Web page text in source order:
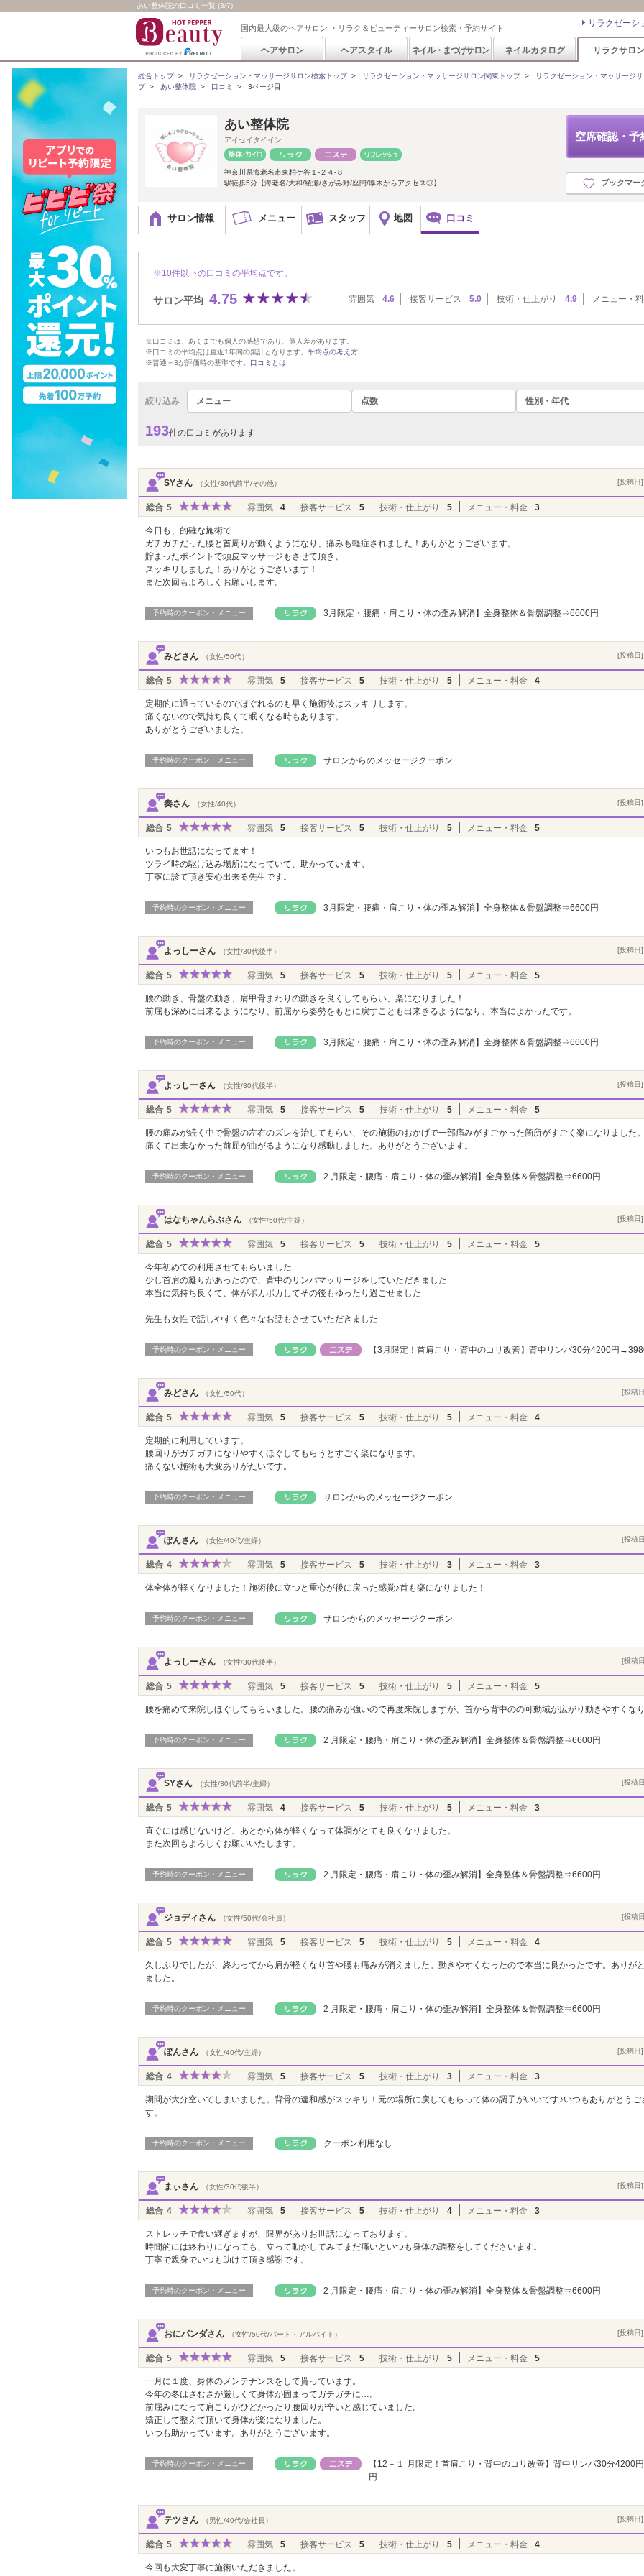
あい整体院の口コミ一覧 (3/7)
国内最大級のヘアサロン ・リラク＆ビューティーサロン検索・予約サイト リラクゼーシ
ヘアサロン ヘアスタイル ネイル・まつげサロン ネイルカタログ リラクサロン
総合トップ> リラクゼーション・マッサージサロン検索トップ> リラクゼーション・マッサージサロン関東トップ>
リラクゼーション・マッサージ
プ> あい整体院 > 口コミ > 3ページ目
空席確認・予
ブックマー
あい整体院
アイセイタイイン
神奈川県海老名市東柏ケ谷１-２４-８
駅徒歩5分【海老名/大和/綾瀬/さがみ野/座間/厚木からアクセス◎】
サロン情報 メニュー スタッフ 地図 口コミ
※10件以下の口コミの平均点です。
サロン平均 4.75 雰囲気 4.6 接客サービス 5.0 技術・仕上がり 4.9 メニュー・
※口コミは、あくまでも個人の感想であり、個人差があります。
※口コミの平均点は直近1年間の集計となります。 平均点の考え方
※普通＝3が評価時の基準です。 口コミとは
絞り込み メニュー 点数 性別・年代
193件の口コミがあります
SYさん （女性/30代前半/その他） [投稿日
総合 5 雰囲気 4 接客サービス 5 技術・仕上がり 5 メニュー・料金 3
今日も、的確な施術で
ガチガチだった腰と首周りが動くようになり、痛みも軽症されました！ありがとうございます。
貯まったポイントで頭皮マッサージもさせて頂き、
スッキリしました！ありがとうございます！
また次回もよろしくお願いします。
予約時のクーポン・メニュー 3月限定・腰痛・肩こり・体の歪み解消】全身整体＆骨盤調整⇒6600円
みどさん （女性/50代） [投稿日
総合 5 雰囲気 5 接客サービス 5 技術・仕上がり 5 メニュー・料金 4
定期的に通っているのでほぐれるのも早く施術後はスッキリします。
痛くないので気持ち良くて眠くなる時もあります。
ありがとうございました。
予約時のクーポン・メニュー サロンからのメッセージクーポン
奏さん （女性/40代） [投稿日
総合 5 雰囲気 5 接客サービス 5 技術・仕上がり 5 メニュー・料金 5
いつもお世話になってます！
ツライ時の駆け込み場所になっていて、助かっています。
丁寧に診て頂き安心出来る先生です。
予約時のクーポン・メニュー 3月限定・腰痛・肩こり・体の歪み解消】全身整体＆骨盤調整⇒6600円
よっしーさん （女性/30代後半） [投稿日
総合 5 雰囲気 5 接客サービス 5 技術・仕上がり 5 メニュー・料金 5
腰の動き、骨盤の動き、肩甲骨まわりの動きを良くしてもらい、楽になりました！
前屈も深めに出来るようになり、前屈から姿勢をもとに戻すことも出来きるようになり、本当によかったです。
予約時のクーポン・メニュー 3月限定・腰痛・肩こり・体の歪み解消】全身整体＆骨盤調整⇒6600円
よっしーさん （女性/30代後半） [投稿日
総合 5 雰囲気 5 接客サービス 5 技術・仕上がり 5 メニュー・料金 5
腰の痛みが続く中で骨盤の左右のズレを治してもらい、その施術のおかげで一部痛みがすごかった箇所がすごく楽になりました。
痛くて出来なかった前屈が曲がるようになり感動しました。ありがとうございます。
予約時のクーポン・メニュー 2 月限定・腰痛・肩こり・体の歪み解消】全身整体＆骨盤調整⇒6600円
はなちゃんらぶさん （女性/50代/主婦） [投稿日
総合 5 雰囲気 5 接客サービス 5 技術・仕上がり 5 メニュー・料金 5
今年初めての利用させてもらいました
少し首肩の凝りがあったので、背中のリンパマッサージをしていただきました
本当に気持ち良くて、体がポカポカしてその後もゆったり過ごせました
先生も女性で話しやすく色々なお話もさせていただきました
予約時のクーポン・メニュー 【3月限定！首肩こり・背中のコリ改善】背中リンパ30分4200円
みどさん （女性/50代） [投稿
総合 5 雰囲気 5 接客サービス 5 技術・仕上がり 5 メニュー・料金 4
定期的に利用しています。
腰回りがガチガチになりやすくほぐしてもらうとすごく楽になります。
痛くない施術も大変ありがたいです。
予約時のクーポン・メニュー サロンからのメッセージクーポン
ぽんさん （女性/40代/主婦） [投稿
総合 4 雰囲気 5 接客サービス 5 技術・仕上がり 3 メニュー・料金 3
体全体が軽くなりました！施術後に立つと重心が後に戻った感覚♪首も楽になりました！
予約時のクーポン・メニュー サロンからのメッセージクーポン
よっしーさん （女性/30代後半） [投稿
総合 5 雰囲気 5 接客サービス 5 技術・仕上がり 5 メニュー・料金 5
腰を痛めて来院しほぐしてもらいました。腰の痛みが強いので再度来院しますが、首から背中のの可動域が広がり動きやすくなり
予約時のクーポン・メニュー 2 月限定・腰痛・肩こり・体の歪み解消】全身整体＆骨盤調整⇒6600円
SYさん （女性/30代前半/主婦） [投稿
総合 5 雰囲気 4 接客サービス 5 技術・仕上がり 5 メニュー・料金 3
直ぐには感じないけど、あとから体が軽くなって体調がとても良くなりました。
また次回もよろしくお願いいたします。
予約時のクーポン・メニュー 2 月限定・腰痛・肩こり・体の歪み解消】全身整体＆骨盤調整⇒6600円
ジョディさん （女性/50代/会社員） [投稿
総合 5 雰囲気 5 接客サービス 5 技術・仕上がり 5 メニュー・料金 4
久しぶりでしたが、終わってから肩が軽くなり首や腰も痛みが消えました。動きやすくなったので本当に良かったです。ありが
ました。
予約時のクーポン・メニュー 2 月限定・腰痛・肩こり・体の歪み解消】全身整体＆骨盤調整⇒6600円
ぽんさん （女性/40代/主婦） [投稿日
総合 4 雰囲気 5 接客サービス 5 技術・仕上がり 3 メニュー・料金 3
期間が大分空いてしまいました。背骨の違和感がスッキリ！元の場所に戻してもらって体の調子がいいです♪いつもありがとうご
す。
予約時のクーポン・メニュー クーポン利用なし
まぃさん （女性/30代後半） [投稿日
総合 4 雰囲気 5 接客サービス 5 技術・仕上がり 4 メニュー・料金 3
ストレッチで食い継ぎますが、限界がありお世話になっております。
時間的には終わりになっても、立って動かしてみてまだ痛いといつも身体の調整をしてくださいます。
丁寧で親身でいつも助けて頂き感謝です。
予約時のクーポン・メニュー 2 月限定・腰痛・肩こり・体の歪み解消】全身整体＆骨盤調整⇒6600円
おにパンダさん （女性/50代/パート・アルバイト） [投稿日
総合 5 雰囲気 5 接客サービス 5 技術・仕上がり 5 メニュー・料金 5
一月に１度、身体のメンテナンスをして貰っています。
今年の冬はさむさが厳しくて身体が固まってガチガチに…。
前屈みになって肩こりがひどかったり腰回りが辛いと感じていました。
矯正して整えて頂いて身体が楽になりました。
いつも助かっています。ありがとうございます。
予約時のクーポン・メニュー
【12－１ 月限定！首肩こり・背中のコリ改善】背中リンパ30分4200
円
テツさん （男性/40代/会社員） [投稿日
総合 5 雰囲気 5 接客サービス 5 技術・仕上がり 5 メニュー・料金 4
今回も大変丁寧に施術いただきました。